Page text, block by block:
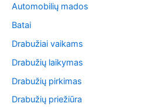
Automobilių mados
Batai
Drabužiai vaikams
Drabužių laikymas
Drabužių pirkimas
Drabužių priežiūra